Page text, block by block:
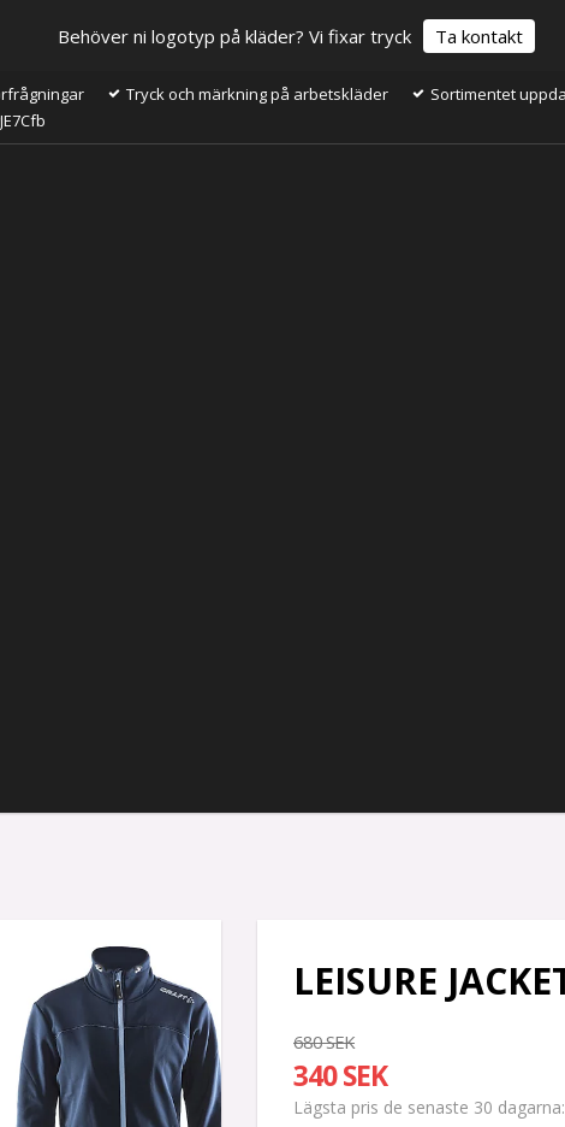
Behöver ni logotyp på kläder? Vi fixar tryck Ta kontakt
Tryck och märkning på arbetskläder
Sortimentet
LEISURE
680 SEK
340 SEK
Lägsta pris de senaste 30 dagarna